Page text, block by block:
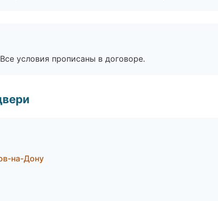
условия прописаны в договоре.
на-Дону